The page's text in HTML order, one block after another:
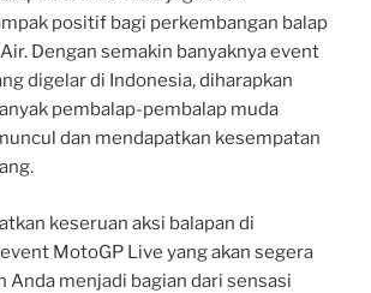
positif bagi perkembangan balap
Dengan semakin banyaknya event
digelar di Indonesia, diharapkan
pembalap-pembalap muda
dan mendapatkan kesempatan
keseruan aksi balapan di
MotoGP Live yang akan segera
Anda menjadi bagian dari sensasi